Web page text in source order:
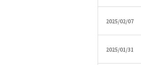
2025/02/07
2025/01/31